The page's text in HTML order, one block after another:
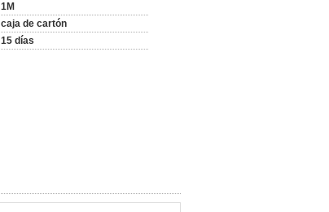
1M
caja de cartón
15 días